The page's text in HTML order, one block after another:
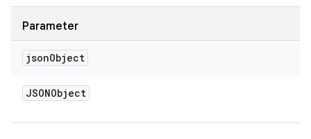
Parameter
jsonObject
JSONObject